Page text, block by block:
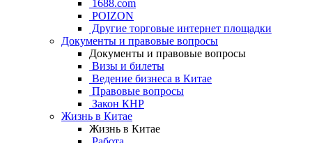
1688.com
POIZON
Другие торговые интернет площадки
Документы и правовые вопросы
Документы и правовые вопросы
Визы и билеты
Ведение бизнеса в Китае
Правовые вопросы
Закон КНР
Жизнь в Китае
Жизнь в Китае